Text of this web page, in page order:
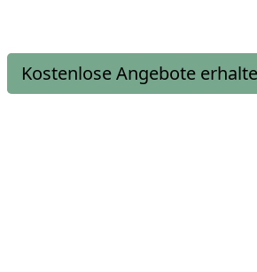
Kostenlose Angebote